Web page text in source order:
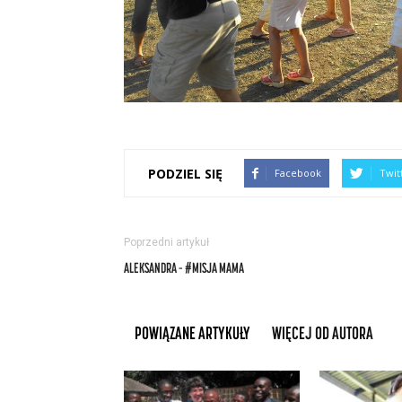
PODZIEL SIĘ Facebook
Poprzedni artykuł
ALEKSANDRA – #MISJA MAMA
POWIĄZANE ARTYKUŁY WIĘCEJ OD AUTORA